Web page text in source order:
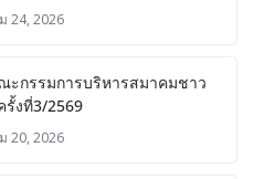
24, 2026
ะกรรมการบริหารสมาคมชาว
รั้งที่3/2569
20, 2026